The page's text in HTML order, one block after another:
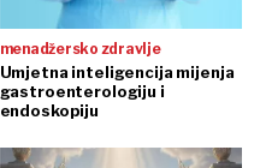
menadžersko zdravlje
Umjetna inteligencija mijenja
gastroenterologiju i
endoskopiju